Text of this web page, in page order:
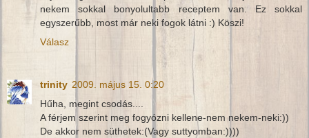
nekem sokkal bonyolultabb receptem van. Ez sokkal
egyszerűbb, most már neki fogok látni :) Köszi!
Válasz
trinity 2009. május 15. 0:20
Hűha, megint csodás....
A férjem szerint meg fogyózni kellene-nem nekem-neki:))
De akkor nem süthetek:(Vagy suttyomban:))))